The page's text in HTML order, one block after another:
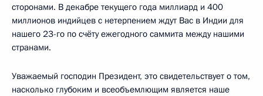
сторонами. В декабре текущего года миллиард и 400
миллионов индийцев с нетерпением ждут Вас в Индии для
нашего 23-го по счёту ежегодного саммита между нашими
странами.
Уважаемый господин Президент, это свидетельствует о том,
насколько глубоким и всеобъемлющим является наше